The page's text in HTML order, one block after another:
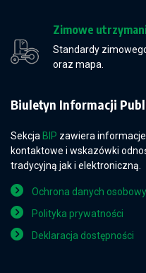
Zimowe
Standardy
oraz mapa.
Biuletyn Informacji
Sekcja BIP zawiera informacje
kontaktowe i wskazówki
tradycyjną jak i elektroniczną.
Ochrona danych
Polityka prywatności
Deklaracja dostępności